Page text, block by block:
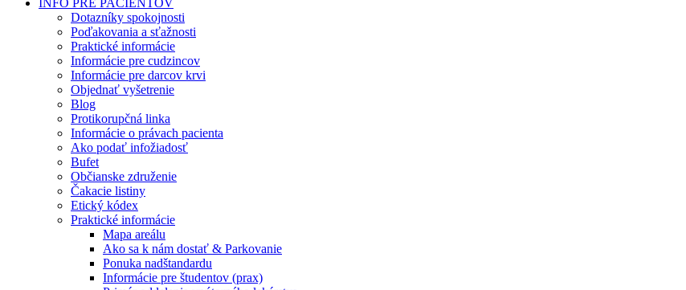
INFO PRE PACIENTOV
Dotazníky spokojnosti
Poďakovania a sťažnosti
Praktické informácie
Informácie pre cudzincov
Informácie pre darcov krvi
Objednať vyšetrenie
Blog
Protikorupčná linka
Informácie o právach pacienta
Ako podať infožiadosť
Bufet
Občianske združenie
Čakacie listiny
Etický kódex
Praktické informácie
Mapa areálu
Ako sa k nám dostať & Parkovanie
Ponuka nadštandardu
Informácie pre študentov (prax)